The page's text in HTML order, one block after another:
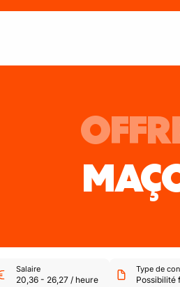
Salaire
20,36- 26,27/ heure
Type de
Possibilité